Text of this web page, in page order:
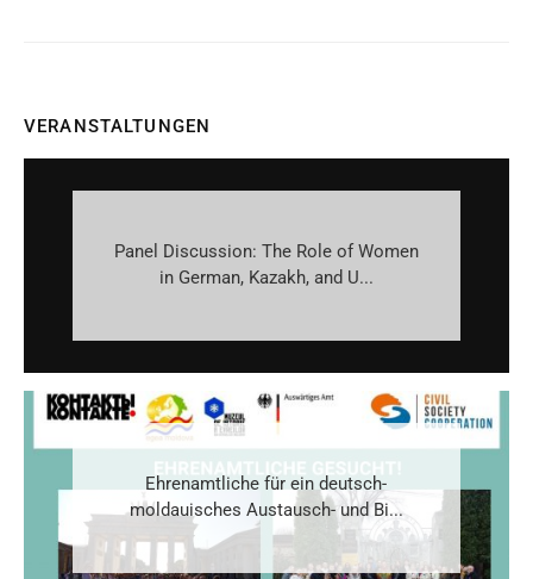
VERANSTALTUNGEN
Panel Discussion: The Role of Women
in German, Kazakh, and U...
Ehrenamtliche für ein deutsch-
moldauisches Austausch- und Bi...